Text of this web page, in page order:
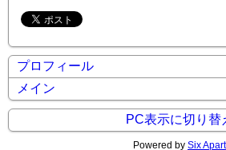
プロフィール
メイン
PC表示に切り替
Powered by Six Apart